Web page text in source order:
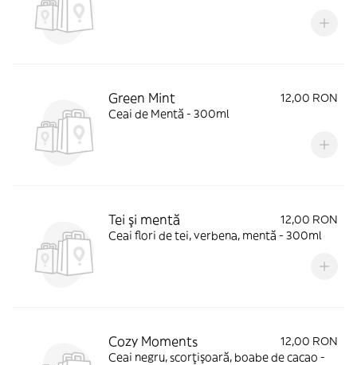
Green Mint
12,00 RON
Ceai de Mentă - 300ml
Tei şi mentă
12,00 RON
Ceai flori de tei, verbena, mentă - 300ml
Cozy Moments
12,00 RON
Ceai negru, scorţişoară, boabe de cacao -